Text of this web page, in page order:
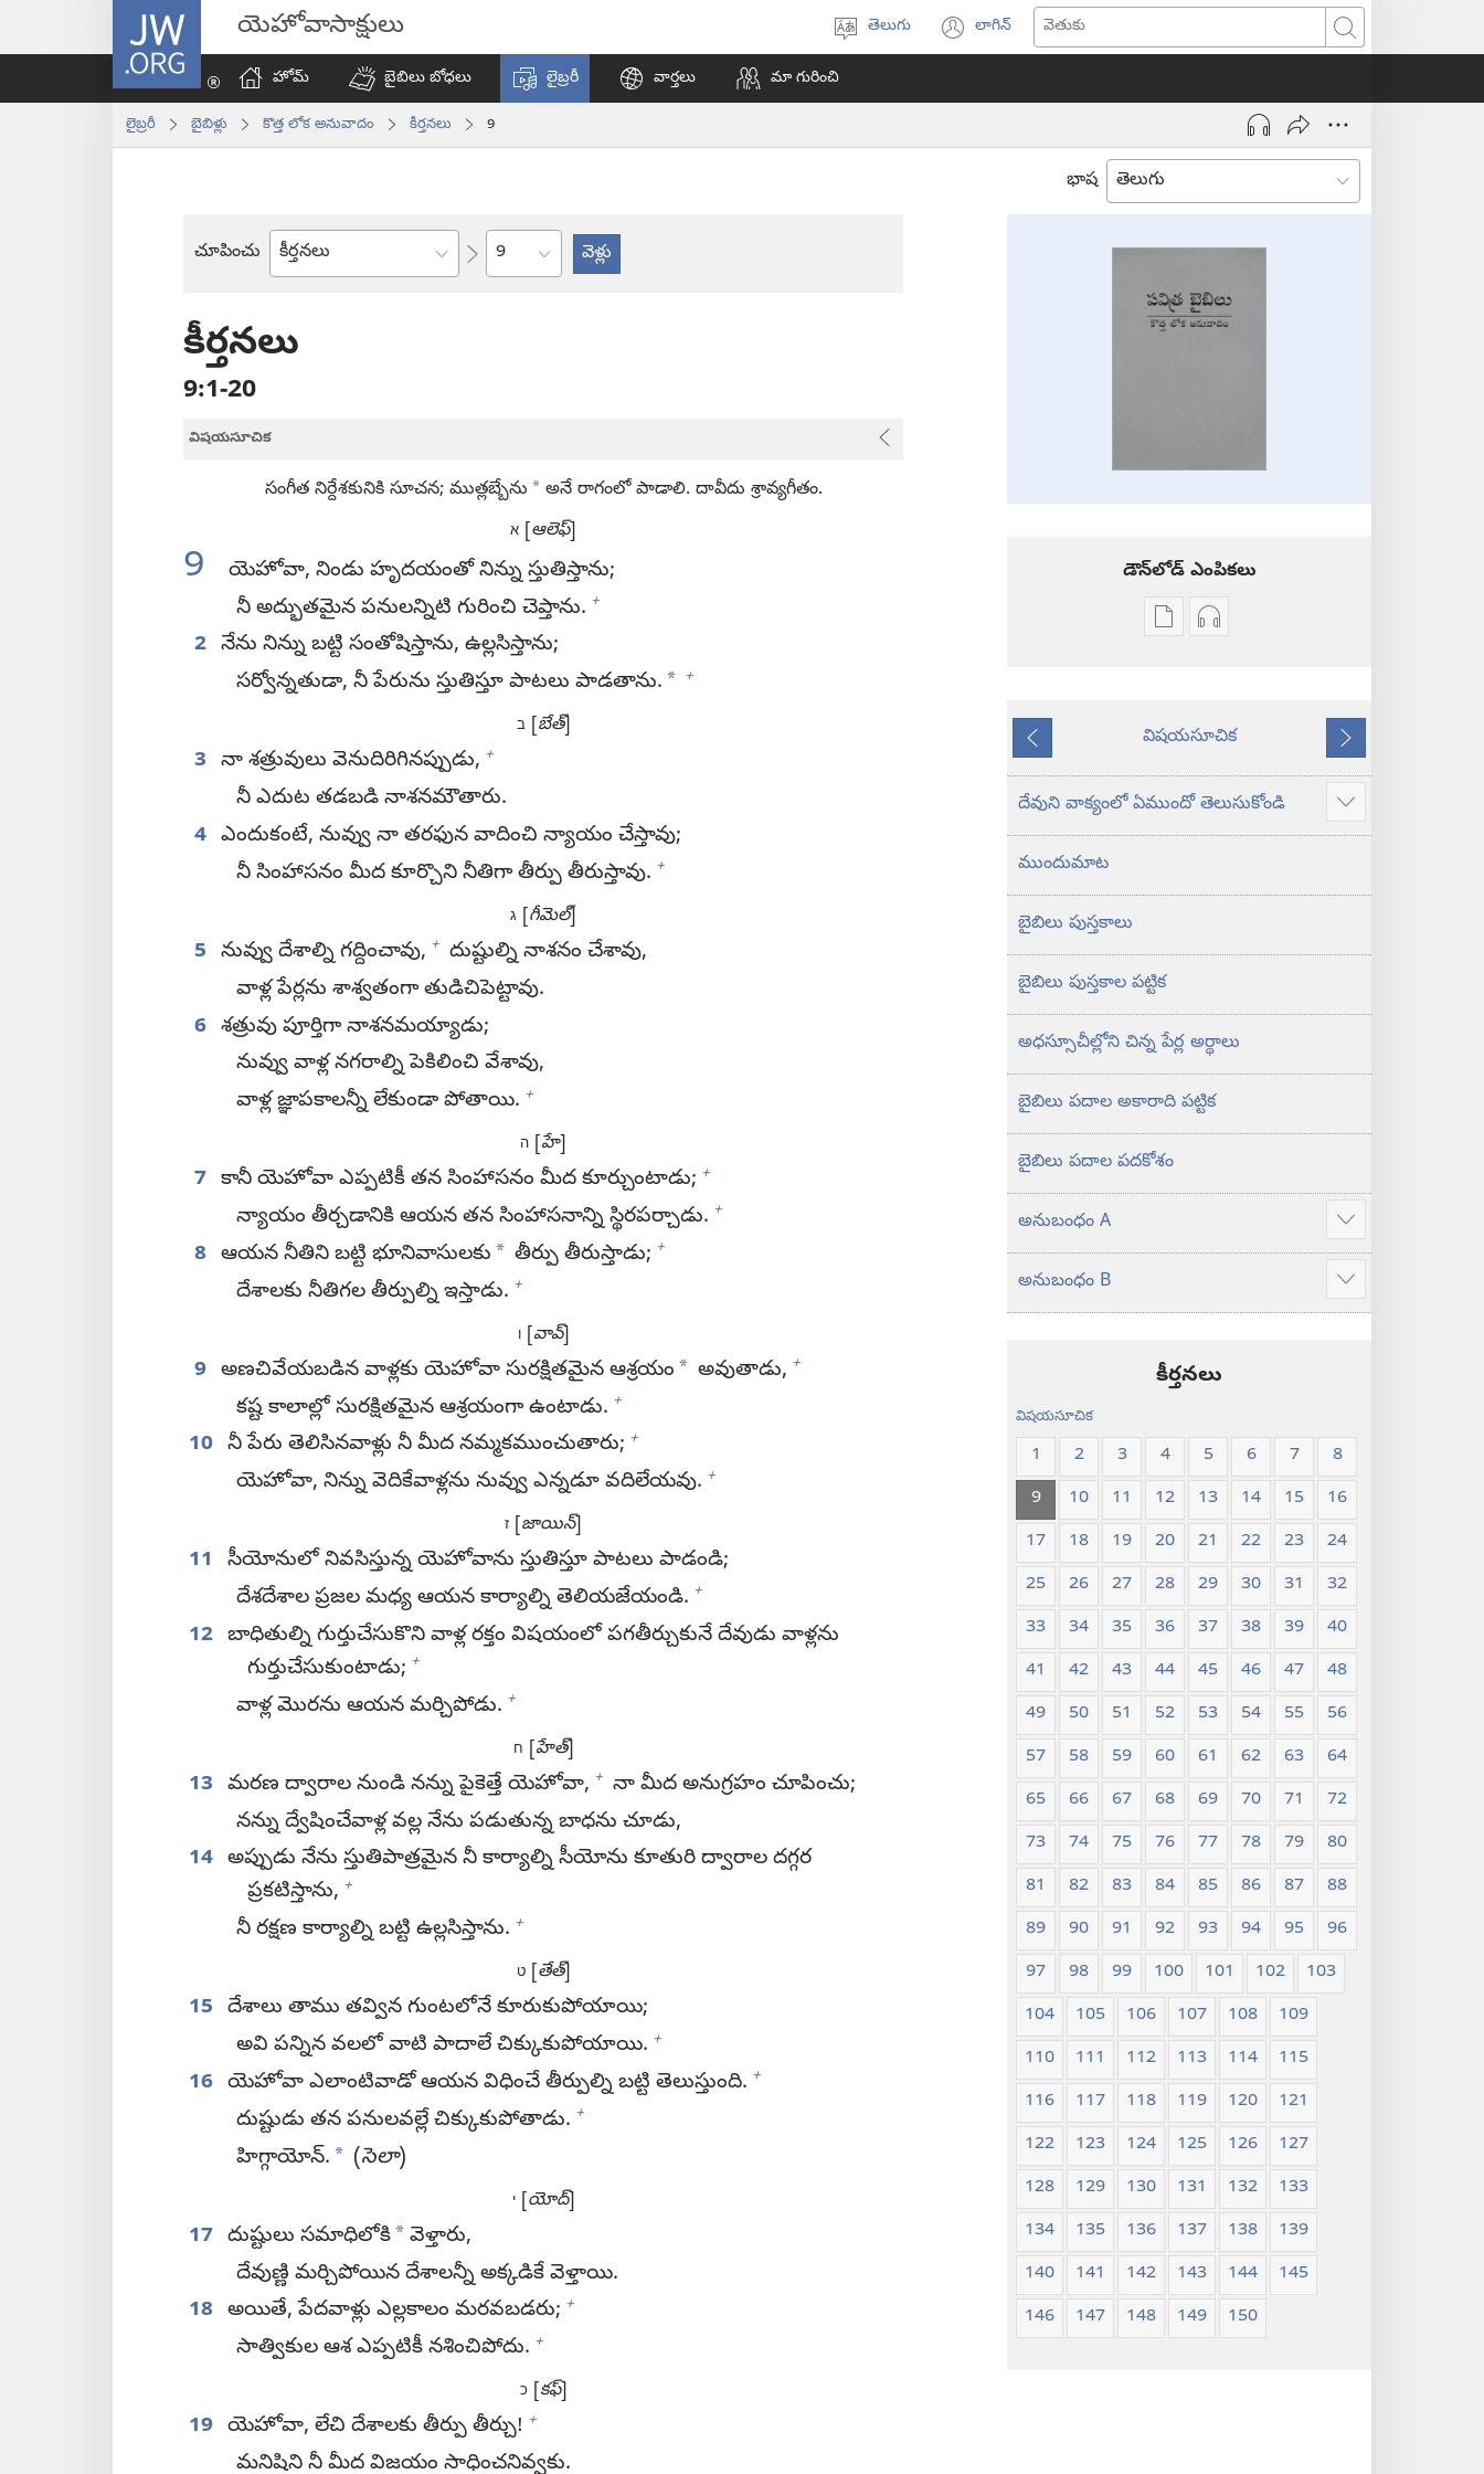
JW.ORG యెహోవాసాక్షులు
ఎంచుకోండి
తెలుగు లాగిన్
విండో
అవుతుంది)
వెతుకు
హోమ్‌
బైబిలు బోధలు లైబ్రరీ వార్తలు మా గురించి
లైబ్రరీ బైబిళ్లు కొత్త లోక అనువాదం కీర్తనలు 9
భాష
చూపించు
బైబిలు
అధ్యాయం
కీర్తనలు
9:1-20
విషయసూచిక
సంగీత నిర్దేశకునికి సూచన; ముత్లబ్బేను *అనే రాగంలో పాడాలి. దావీదు శ్రావ్యగీతం.
א [ఆలెఫ్‌]
9
యెహోవా, నిండు హృదయంతో నిన్ను స్తుతిస్తాను;
నీ అద్భుతమైన పనులన్నిటి గురించి చెప్తాను. +
2 నేను నిన్ను బట్టి సంతోషిస్తాను, ఉల్లసిస్తాను;
సర్వోన్నతుడా, నీ పేరును స్తుతిస్తూ పాటలు పాడతాను. * +
ב[బేత్‌]
3 నా శత్రువులు వెనుదిరిగినప్పుడు, +
నీ ఎదుట తడబడి నాశనమౌతారు.
4 ఎందుకంటే, నువ్వు నా తరఫున వాదించి న్యాయం చేస్తావు;
నీ సింహాసనం మీద కూర్చొని నీతిగా తీర్పు తీరుస్తావు. +
ג [గీమెల్‌]
5 నువ్వు దేశాల్ని గద్దించావు, + దుష్టుల్ని నాశనం చేశావు,
వాళ్ల పేర్లను శాశ్వతంగా తుడిచిపెట్టావు.
6 శత్రువు పూర్తిగా నాశనమయ్యాడు;
నువ్వు వాళ్ల నగరాల్ని పెకిలించి వేశావు,
వాళ్ల జ్ఞాపకాలన్నీ లేకుండా పోతాయి. +
ה [హే]
7 కానీ యెహోవా ఎప్పటికీ తన సింహాసనం మీద కూర్చుంటాడు; +
న్యాయం తీర్చడానికి ఆయన తన సింహాసనాన్ని స్థిరపర్చాడు. +
8 ఆయన నీతిని బట్టి భూనివాసులకు * తీర్పు తీరుస్తాడు; +
దేశాలకు నీతిగల తీర్పుల్ని ఇస్తాడు. +
ו[వావ్‌]
9 అణచివేయబడిన వాళ్లకు యెహోవా సురక్షితమైన ఆశ్రయం * అవుతాడు, +
కష్ట కాలాల్లో సురక్షితమైన ఆశ్రయంగా ఉంటాడు. +
10 నీ పేరు తెలిసినవాళ్లు నీ మీద నమ్మకముంచుతారు; +
యెహోవా, నిన్ను వెదికేవాళ్లను నువ్వు ఎన్నడూ వదిలేయవు. +
ז [జాయిన్‌]
11
సీయోనులో నివసిస్తున్న యెహోవాను స్తుతిస్తూ పాటలు పాడండి;
దేశదేశాల ప్రజల మధ్య ఆయన కార్యాల్ని తెలియజేయండి. +
12 బాధితుల్ని గుర్తుచేసుకొని వాళ్ల రక్తం విషయంలో పగతీర్చుకునే దేవుడు వాళ్లను
గుర్తుచేసుకుంటాడు; +
వాళ్ల మొరను ఆయన మర్చిపోడు. +
ח [హేత్‌]
13 మరణ ద్వారాల నుండి నన్ను పైకెత్తే యెహోవా, + నా మీద అనుగ్రహం చూపించు;
నన్ను ద్వేషించేవాళ్ల వల్ల నేను పడుతున్న బాధను చూడు,
14 అప్పుడు నేను స్తుతిపాత్రమైన నీ కార్యాల్ని సీయోను కూతురి ద్వారాల దగ్గర
ప్రకటిస్తాను, +
నీ రక్షణ కార్యాల్ని బట్టి ఉల్లసిస్తాను. +
ט[తేత్‌]
15 దేశాలు తాము తవ్విన గుంటలోనే కూరుకుపోయాయి;
అవి పన్నిన వలలో వాటి పాదాలే చిక్కుకుపోయాయి. +
16 యెహోవా ఎలాంటివాడో ఆయన విధించే తీర్పుల్ని బట్టి తెలుస్తుంది. +
దుష్టుడు తన పనులవల్లే చిక్కుకుపోతాడు. +
హిగ్గాయోన్‌. * (సెలా)
י[యోద్‌]
17 దుష్టులు సమాధిలోకి*వెళ్తారు,
దేవుణ్ణి మర్చిపోయిన దేశాలన్నీ అక్కడికే వెళ్తాయి.
18 అయితే, పేదవాళ్లు ఎల్లకాలం మరవబడరు; +
సాత్వికుల ఆశ ఎప్పటికీ నశించిపోదు. +
כ [కఫ్‌]
19 యెహోవా, లేచి దేశాలకు తీర్పు తీర్చు! +
మనిషిని నీ మీద విజయం సాధించనివ్వకు.
డౌన్‌లోడ్‌ ఎంపికలు
ప్రచురణల
బైబిలు
లోక
ఆడియో
బైబిలు
లోక
ముందటి
విషయసూచిక
తరవాతి
దేవుని వాక్యంలో ఏముందో తెలుసుకోండి
ఎక్కువ
చూపించు
ముందుమాట
బైబిలు పుస్తకాలు
బైబిలు పుస్తకాల పట్టిక
అధస్సూచీల్లోని చిన్న పేర్ల అర్థాలు
బైబిలు పదాల అకారాది పట్టిక
బైబిలు పదాల పదకోశం
అనుబంధం A
ఎక్కువ
చూపించు
అనుబంధం B
ఎక్కువ
చూపించు
కీర్తనలు
విషయసూచిక
1 2 3 4 5 6 7
8
9
10 11 12 13 14 15
16
17
18 19 20 21 22 23
24
25
26 27 28 29 30 31
32
33
34 35 36 37 38 39
40
41
42 43 44 45 46 47
48
49
50 51 52 53 54 55
56
57
58 59 60 61 62 63
64
65
66 67 68 69 70 71
72
73
74 75 76 77 78 79
80
81
82 83 84 85 86 87
88
89
90 91 92 93 94 95
96
97
98 99 100 101 102
103
104
105 106 107 108
109
110
111 112 113 114
115
116
117 118 119 120
121
122
123 124 125 126
127
128
129 130 131 132
133
134
135 136 137 138
139
140
141 142 143 144
145
146
147 148 149 150